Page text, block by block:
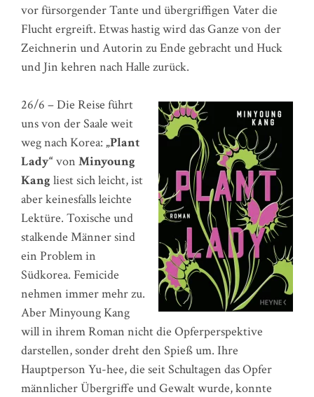
vor fürsorgender Tante und übergriffigen Vater die
Flucht ergreift. Etwas hastig wird das Ganze von der
Zeichnerin und Autorin zu Ende gebracht und Huck
und Jin kehren nach Halle zurück.
26/6 – Die Reise führt
uns von der Saale weit
weg nach Korea: „Plant
Lady“ von Minyoung
Kang liest sich leicht, ist
aber keinesfalls leichte
Lektüre. Toxische und
stalkende Männer sind
ein Problem in
Südkorea. Femicide
nehmen immer mehr zu.
Aber Minyoung Kang
will in ihrem Roman nicht die Opferperspektive
darstellen, sonder dreht den Spieß um. Ihre
Hauptperson Yu-hee, die seit Schultagen das Opfer
männlicher Übergriffe und Gewalt wurde, konnte